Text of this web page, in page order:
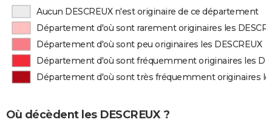
Aucun DESCREUX n'est originaire de ce département
Département d'où sont rarement originaires les
Département d'où sont peu originaires les DESCREUX
Département d'où sont fréquemment originaires les
Département d'où sont très fréquemment originaires
Où décèdent les DESCREUX ?